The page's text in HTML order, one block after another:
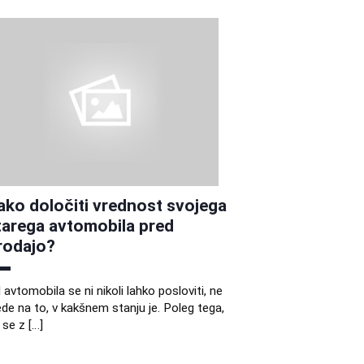
določiti vrednost svojega
avtomobila pred
avtomobila se ni nikoli lahko posloviti, ne
na to, v kakšnem stanju je. Poleg tega,
se z […]